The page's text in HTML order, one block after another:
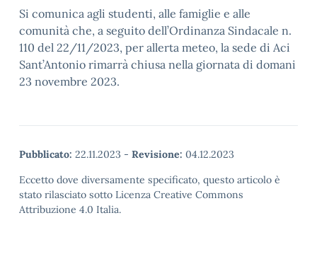
Si comunica agli studenti, alle famiglie e alle
comunità che, a seguito dell’Ordinanza Sindacale n.
110 del 22/11/2023, per allerta meteo, la sede di Aci
Sant’Antonio rimarrà chiusa nella giornata di domani
23 novembre 2023.
Pubblicato: 22.11.2023 - Revisione: 04.12.2023
Eccetto dove diversamente specificato, questo articolo è
stato rilasciato sotto Licenza Creative Commons
Attribuzione 4.0 Italia.